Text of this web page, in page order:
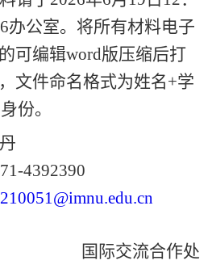
办公室。 将所有材料电子
可编辑word版压缩后打
文件命名格式为姓名+学
份。
4392390
国际交流合作处